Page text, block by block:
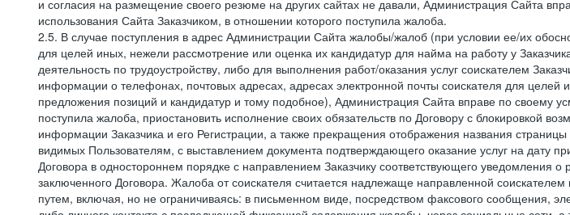
и согласия на размещение своего резюме на других сайтах не давали, Администрация Сайта
использования Сайта Заказчиком, в отношении которого поступила жалоба.
2.5. В случае поступления в адрес Администрации Сайта жалобы/жалоб (при условии ее/их
для целей иных, нежели рассмотрение или оценка их кандидатур для найма на работу у
деятельность по трудоустройству, либо для выполнения работ/оказания услуг соискателем
информации о телефонах, почтовых адресах, адресах электронной почты соискателя для
предложения позиций и кандидатур и тому подобное), Администрация Сайта вправе по своему
поступила жалоба, приостановить исполнение своих обязательств по Договору с блокировкой
информации Заказчика и его Регистрации, а также прекращения отображения названия
видимых Пользователям, с выставлением документа подтверждающего оказание услуг на дату
Договора в одностороннем порядке с направлением Заказчику соответствующего уведомления
заключенного Договора. Жалоба от соискателя считается надлежаще направленной
путем, включая, но не ограничиваясь: в письменном виде, посредством факсового сообщения,